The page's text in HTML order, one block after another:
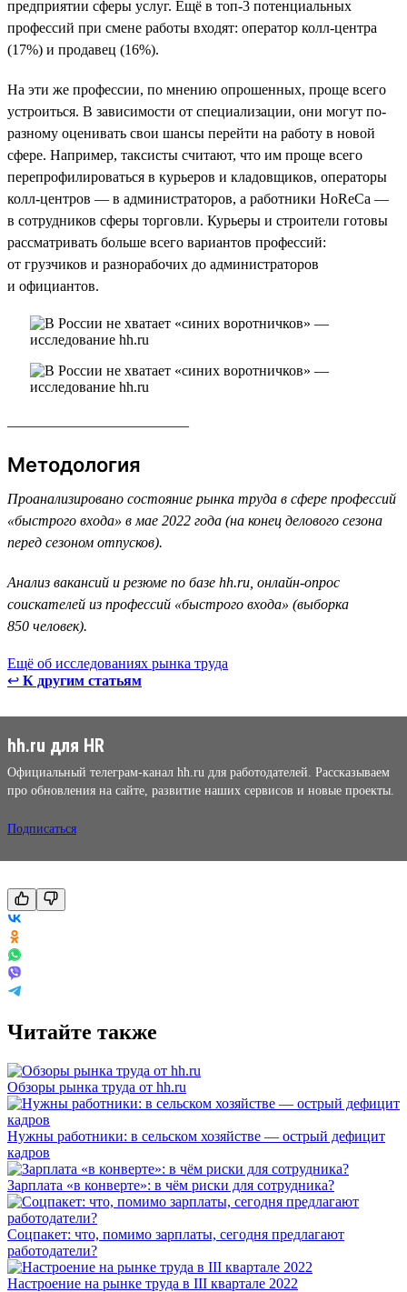
предприятии сферы услуг. Ещё в топ-3 потенциальных
профессий при смене работы входят: оператор колл-центра
(17%) и продавец (16%).
На эти же профессии, по мнению опрошенных, проще всего
устроиться. В зависимости от специализации, они могут по-
разному оценивать свои шансы перейти на работу в новой
сфере. Например, таксисты считают, что им проще всего
перепрофилироваться в курьеров и кладовщиков, операторы
колл-центров — в администраторов, а работники HoReCa —
в сотрудников сферы торговли. Курьеры и строители готовы
рассматривать больше всего вариантов профессий:
от грузчиков и разнорабочих до администраторов
и официантов.
Методология
Проанализировано состояние рынка труда в сфере профессий
«быстрого входа» в мае 2022 года (на конец делового сезона
перед сезоном отпусков).
Анализ вакансий и резюме по базе hh.ru, онлайн-опрос
соискателей из профессий «быстрого входа» (выборка
850 человек).
Ещё об исследованиях рынка труда
↩ К другим статьям
hh.ru для HR
Официальный телеграм-канал hh.ru для работодателей. Рассказываем
про обновления на сайте, развитие наших сервисов и новые проекты.
Подписаться
Читайте также
Обзоры рынка труда от hh.ru
Нужны работники: в сельском хозяйстве — острый дефицит
кадров
Зарплата «в конверте»: в чём риски для сотрудника?
Соцпакет: что, помимо зарплаты, сегодня предлагают
работодатели?
Настроение на рынке труда в III квартале 2022